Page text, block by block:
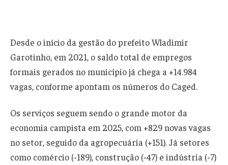
Desde o início da gestão do prefeito Wladimir
Garotinho, em 2021, o saldo total de empregos
formais gerados no município já chega a +14.984
vagas, conforme apontam os números do Caged.
Os serviços seguem sendo o grande motor da
economia campista em 2025, com +829 novas vagas
no setor, seguido da agropecuária (+151). Já setores
como comércio (-189), construção (-47) e indústria (-7)